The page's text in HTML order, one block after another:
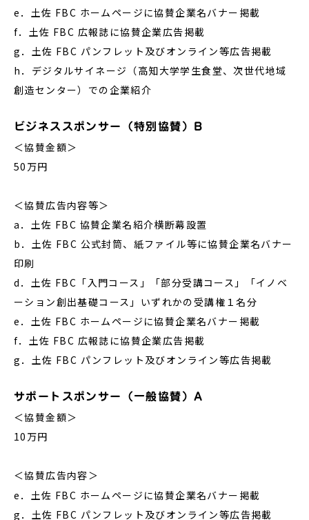
e．土佐 FBC ホームページに協賛企業名バナー掲載
f．土佐 FBC 広報誌に協賛企業広告掲載
g．土佐 FBC パンフレット及びオンライン等広告掲載
h．デジタルサイネージ（高知大学学生食堂、次世代地域
創造センター）での企業紹介
ビジネススポンサー（特別協賛）B
＜協賛金額＞
50万円
＜協賛広告内容等＞
a．土佐 FBC 協賛企業名紹介横断幕設置
b．土佐 FBC 公式封筒、紙ファイル等に協賛企業名バナー
印刷
d．土佐 FBC「入門コース」「部分受講コース」「イノベ
ーション創出基礎コース」いずれかの受講権１名分
e．土佐 FBC ホームページに協賛企業名バナー掲載
f．土佐 FBC 広報誌に協賛企業広告掲載
g．土佐 FBC パンフレット及びオンライン等広告掲載
サポートスポンサー（一般協賛）A
＜協賛金額＞
10万円
＜協賛広告内容＞
e．土佐 FBC ホームページに協賛企業名バナー掲載
g．土佐 FBC パンフレット及びオンライン等広告掲載